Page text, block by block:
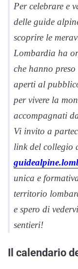
Per celebrare e
delle guide
scoprire le
Lombardia ha
che hanno
aperti al
per vivere la
accompagnati
Vi invito a
link del collegio
unica e
territorio
e spero di
sentieri!
Il calendario